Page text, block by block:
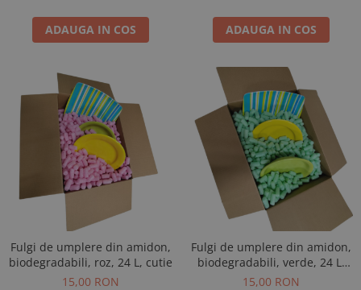
ADAUGA IN COS ADAUGA IN COS
Fulgi de umplere din amidon,
biodegradabili, roz, 24 L, cutie
15,00 RON
Fulgi de umplere din amidon,
biodegradabili, verde, 24 L,
cutie
15,00 RON